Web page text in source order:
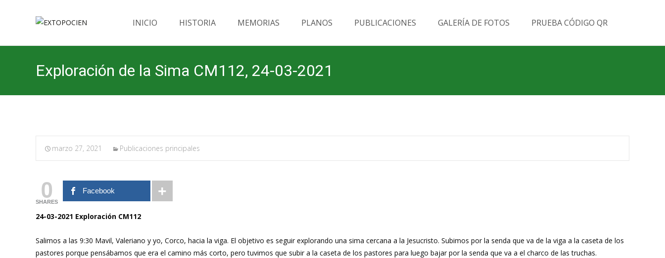
INICIO HISTORIA MEMORIAS PLANOS PUBLICACIONES GALERÍA DE FOTOS PRUEBA CÓDIGO QR
Exploración de la Sima CM112, 24-03-2021
marzo 27, 2021 Publicaciones principales
0
SHARES
Facebook
24-03-2021 Exploración CM112
Salimos a las 9:30 Mavil, Valeriano y yo, Corco, hacia la viga. El objetivo es seguir explorando una sima cercana a la Jesucristo. Subimos por la senda que va de la viga a la caseta de los
pastores porque pensábamos que era el camino más corto, pero tuvimos que subir a la caseta de los pastores para luego bajar por la senda que va a el charco de las truchas.